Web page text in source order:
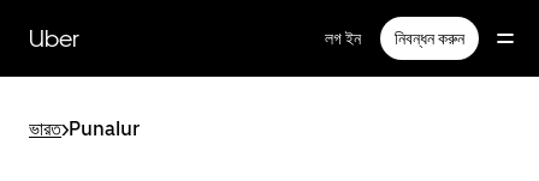
প্রধান
বিষয়সূচিতে
Uber লগ ইন নিবন্ধন করুন
ভারত>Punalur